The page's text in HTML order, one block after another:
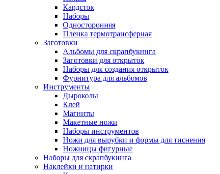
Кардсток
Наборы
Односторонняя
Пленка термотрансферная
Заготовки
Альбомы для скрапбукинга
Заготовки для открыток
Наборы для создания открыток
Фурнитура для альбомов
Инструменты
Дыроколы
Клей
Магниты
Макетные ножи
Наборы инструментов
Ножи для вырубки и формы для тиснения
Ножницы фигурные
Наборы для скрапбукинга
Наклейки и натирки